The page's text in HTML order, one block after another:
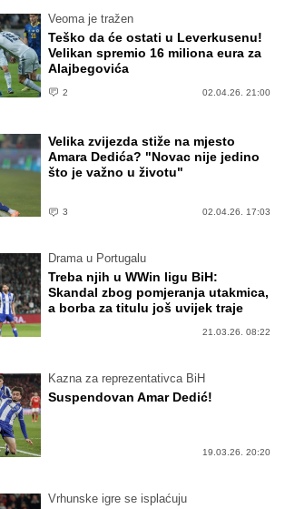
Veoma je tražen
Teško da će ostati u Leverkusenu!
Velikan spremio 16 miliona eura za
Alajbegovića
2 02.04.26. 21:00
Velika zvijezda stiže na mjesto
Amara Dedića? "Novac nije jedino
što je važno u životu"
3 02.04.26. 17:03
Drama u Portugalu
Treba njih u WWin ligu BiH:
Skandal zbog pomjeranja utakmica,
a borba za titulu još uvijek traje
21.03.26. 08:22
Kazna za reprezentativca BiH
Suspendovan Amar Dedić!
19.03.26. 20:20
Vrhunske igre se isplaćuju